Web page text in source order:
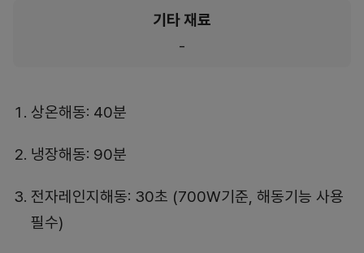
기타 재료
-
상온해동: 40분
냉장해동: 90분
전자레인지해동: 30초 (700W기준, 해동기능 사용
필수)